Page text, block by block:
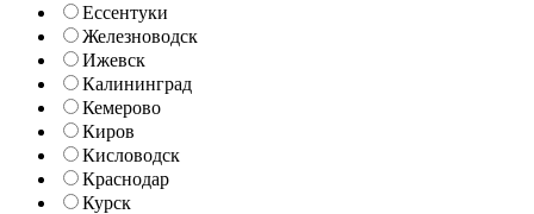
Ессентуки
Железноводск
Ижевск
Калининград
Кемерово
Киров
Кисловодск
Краснодар
Курск